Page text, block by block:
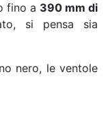
fino a 390 mm di
si pensa sia
nero, le ventole